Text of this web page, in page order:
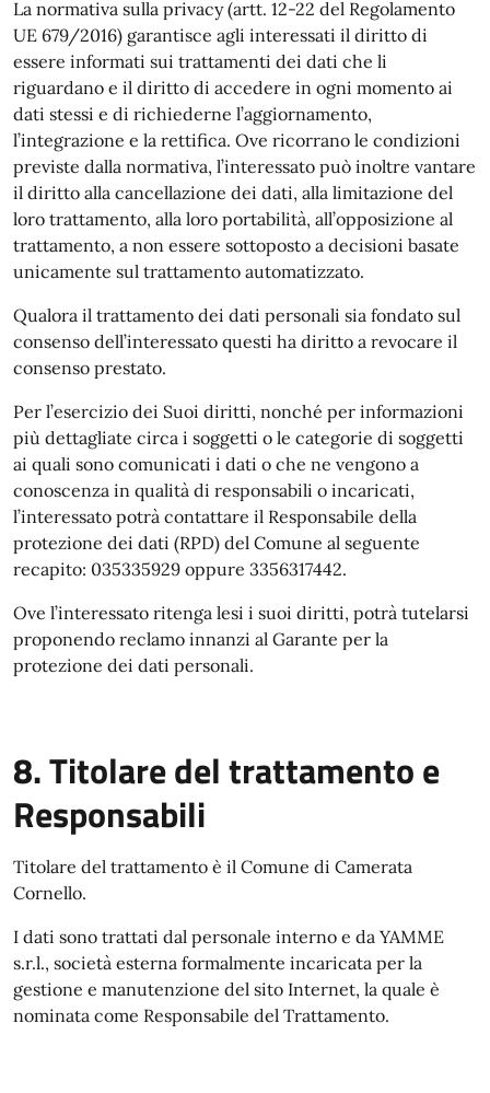
La normativa sulla privacy (artt. 12-22 del Regolamento
UE 679/2016) garantisce agli interessati il diritto di
essere informati sui trattamenti dei dati che li
riguardano e il diritto di accedere in ogni momento ai
dati stessi e di richiederne l’aggiornamento,
l’integrazione e la rettifica. Ove ricorrano le condizioni
previste dalla normativa, l’interessato può inoltre vantare
il diritto alla cancellazione dei dati, alla limitazione del
loro trattamento, alla loro portabilità, all’opposizione al
trattamento, a non essere sottoposto a decisioni basate
unicamente sul trattamento automatizzato.
Qualora il trattamento dei dati personali sia fondato sul
consenso dell’interessato questi ha diritto a revocare il
consenso prestato.
Per l’esercizio dei Suoi diritti, nonché per informazioni
più dettagliate circa i soggetti o le categorie di soggetti
ai quali sono comunicati i dati o che ne vengono a
conoscenza in qualità di responsabili o incaricati,
l’interessato potrà contattare il Responsabile della
protezione dei dati (RPD) del Comune al seguente
recapito: 035335929 oppure 3356317442.
Ove l’interessato ritenga lesi i suoi diritti, potrà tutelarsi
proponendo reclamo innanzi al Garante per la
protezione dei dati personali.
8. Titolare del trattamento e
Responsabili
Titolare del trattamento è il Comune di Camerata
Cornello.
I dati sono trattati dal personale interno e da YAMME
s.r.l., società esterna formalmente incaricata per la
gestione e manutenzione del sito Internet, la quale è
nominata come Responsabile del Trattamento.